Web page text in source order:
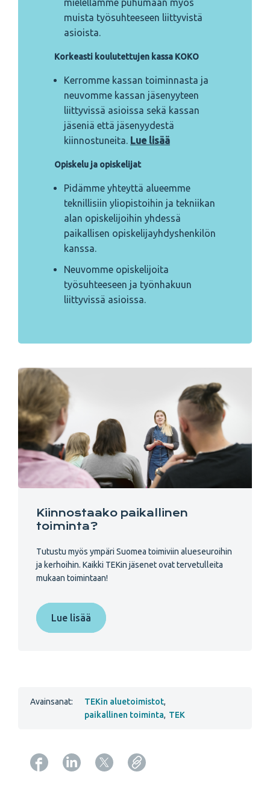
mielellämme puhumaan myös
muista työsuhteeseen liittyvistä
asioista.
Korkeasti koulutettujen kassa KOKO
Kerromme kassan toiminnasta ja
neuvomme kassan jäsenyyteen
liittyvissä asioissa sekä kassan
jäseniä että jäsenyydestä
kiinnostuneita. Lue lisää
Opiskelu ja opiskelijat
Pidämme yhteyttä alueemme
teknillisiin yliopistoihin ja tekniikan
alan opiskelijoihin yhdessä
paikallisen opiskelijayhdyshenkilön
kanssa.
Neuvomme opiskelijoita
työsuhteeseen ja työnhakuun
liittyvissä asioissa.
Kiinnostaako paikallinen
toiminta?
Tutustu myös ympäri Suomea toimiviin alueseuroihin
ja kerhoihin. Kaikki TEKin jäsenet ovat tervetulleita
mukaan toimintaan!
Lue lisää
Avainsanat: TEKin aluetoimistot,
paikallinen toiminta, TEK